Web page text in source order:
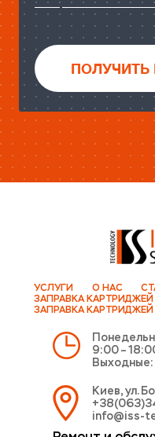
Киев, ул.
info@iss-
9:00 –
Выходные:
УСЛУГИ О НАС
ЗАПРАВКА КАРТРИДЖЕЙ
ЗАПРАВКА